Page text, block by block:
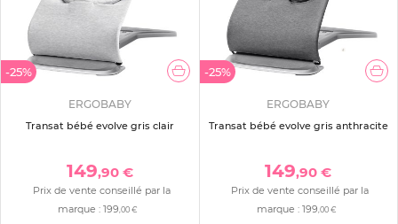
-25%
ERGOBABY
Transat bébé evolve gris clair
149,90 €
Prix de vente conseillé par la
marque :199 ,00 €
-25%
ERGOBABY
Transat bébé evolve gris anthracite
149,90 €
Prix de vente conseillé par la
marque : 199 ,00 €